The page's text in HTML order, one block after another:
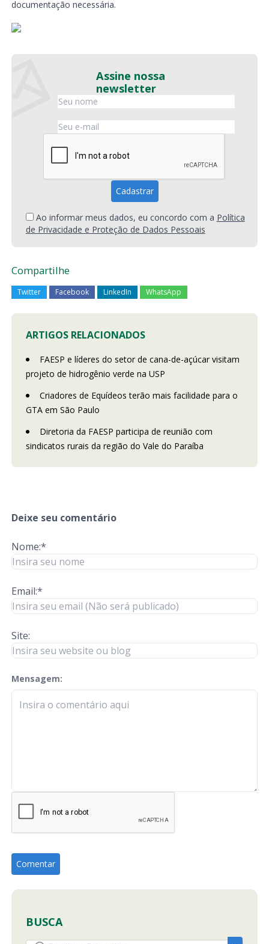
documentação necessária.
Assine nossa
newsletter
Ao informar meus dados, eu concordo com a Política
de Privacidade e Proteção de Dados Pessoais
Compartilhe
Twitter Facebook LinkedIn WhatsApp
ARTIGOS RELACIONADOS
FAESP e líderes do setor de cana-de-açúcar visitam
projeto de hidrogênio verde na USP
Criadores de Equídeos terão mais facilidade para o
GTA em São Paulo
Diretoria da FAESP participa de reunião com
sindicatos rurais da região do Vale do Paraíba
Deixe seu comentário
Nome:*
Email:*
Site:
Mensagem:
check-terms
BUSCA